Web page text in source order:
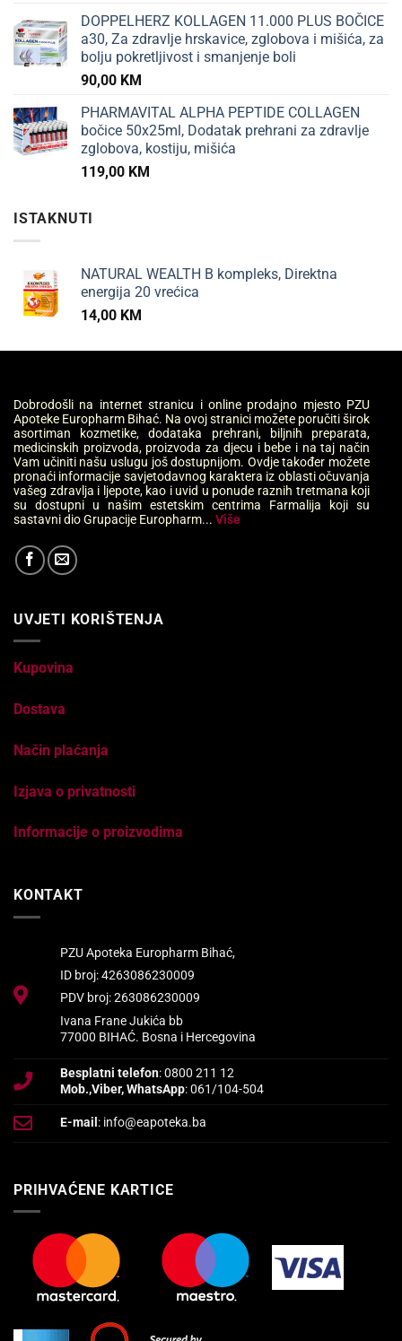
DOPPELHERZ KOLLAGEN 11.000 PLUS BOČICE
a30, Za zdravlje hrskavice, zglobova i mišića, za
bolju pokretljivost i smanjenje boli
90,00 KM
PHARMAVITAL ALPHA PEPTIDE COLLAGEN
bočice 50x25ml, Dodatak prehrani za zdravlje
zglobova, kostiju, mišića
119,00 KM
ISTAKNUTI
NATURAL WEALTH B kompleks, Direktna
energija 20 vrećica
14,00 KM
Dobrodošli na internet stranicu i online prodajno mjesto PZU
Apoteke Europharm Bihać. Na ovoj stranici možete poručiti širok
asortiman kozmetike, dodataka prehrani, biljnih preparata,
medicinskih proizvoda, proizvoda za djecu i bebe i na taj način
Vam učiniti našu uslugu još dostupnijom. Ovdje također možete
pronaći informacije savjetodavnog karaktera iz oblasti očuvanja
vašeg zdravlja i ljepote, kao i uvid u ponude raznih tretmana koji
su dostupni u našim estetskim centrima Farmalija koji su
sastavni dio Grupacije Europharm... Više
UVJETI KORIŠTENJA
Kupovina
Dostava
Način plaćanja
Izjava o privatnosti
Informacije o proizvodima
KONTAKT
PZU Apoteka Europharm Bihać,
ID broj: 4263086230009
PDV broj: 263086230009
Ivana Frane Jukića bb
77000 BIHAĆ. Bosna i Hercegovina
Besplatni telefon: 0800 211 12
Mob.,Viber, WhatsApp: 061/104-504
E-mail : info@eapoteka.ba
PRIHVAĆENE KARTICE